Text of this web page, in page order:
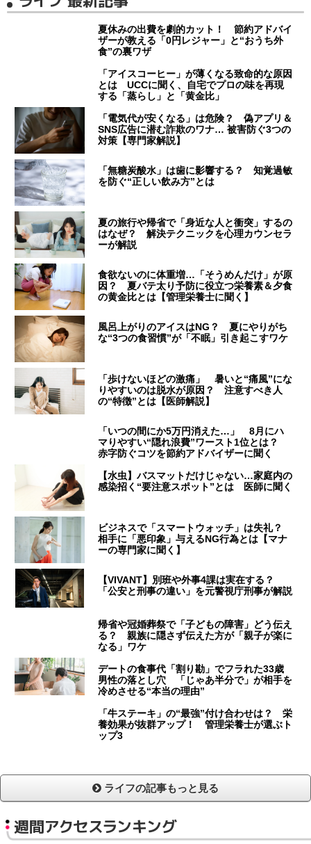
夏休みの出費を劇的カット！ 節約アドバイ
ザーが教える「0円レジャー」と“おうち外
食”の裏ワザ
「アイスコーヒー」が薄くなる致命的な原因
とは UCCに聞く、自宅でプロの味を再現
する「蒸らし」と「黄金比」
「電気代が安くなる」は危険？ 偽アプリ＆
SNS広告に潜む詐欺のワナ… 被害防ぐ3つの
対策【専門家解説】
「無糖炭酸水」は歯に影響する？ 知覚過敏
を防ぐ“正しい飲み方”とは
夏の旅行や帰省で「身近な人と衝突」するの
はなぜ？ 解決テクニックを心理カウンセラ
ーが解説
食欲ないのに体重増…「そうめんだけ」が原
因？ 夏バテ太り予防に役立つ栄養素＆夕食
の黄金比とは【管理栄養士に聞く】
風呂上がりのアイスはNG？ 夏にやりがち
な“3つの食習慣”が「不眠」引き起こすワケ
「歩けないほどの激痛」 暑いと“痛風”にな
りやすいのは脱水が原因？ 注意すべき人
の“特徴”とは【医師解説】
「いつの間にか5万円消えた…」 8月にハ
マりやすい“隠れ浪費”ワースト1位とは？
赤字防ぐコツを節約アドバイザーに聞く
【水虫】バスマットだけじゃない…家庭内の
感染招く“要注意スポット”とは 医師に聞く
ビジネスで「スマートウォッチ」は失礼？
相手に「悪印象」与えるNG行為とは【マナ
ーの専門家に聞く】
【VIVANT】別班や外事4課は実在する？
「公安と刑事の違い」を元警視庁刑事が解説
帰省や冠婚葬祭で「子どもの障害」どう伝え
る？ 親族に隠さず伝えた方が「親子が楽に
なる」ワケ
デートの食事代「割り勘」でフラれた33歳
男性の落とし穴 「じゃあ半分で」が相手を
冷めさせる“本当の理由”
「牛ステーキ」の“最強”付け合わせは？ 栄
養効果が抜群アップ！ 管理栄養士が選ぶト
ップ3
ライフの記事もっと見る
週間アクセスランキング